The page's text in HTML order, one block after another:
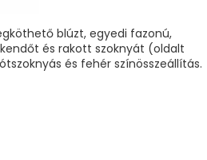
blúzt, egyedi fazonú,
és rakott szoknyát (oldalt
és fehér színösszeállítás.